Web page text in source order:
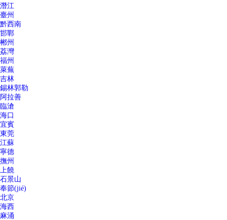
潛江
臺州
黔西南
邯鄲
郴州
荔灣
福州
萊蕪
吉林
錫林郭勒
阿拉善
臨滄
海口
宜賓
東莞
江蘇
寧德
撫州
上饒
石景山
奉節(jié)
北京
海西
麻涌